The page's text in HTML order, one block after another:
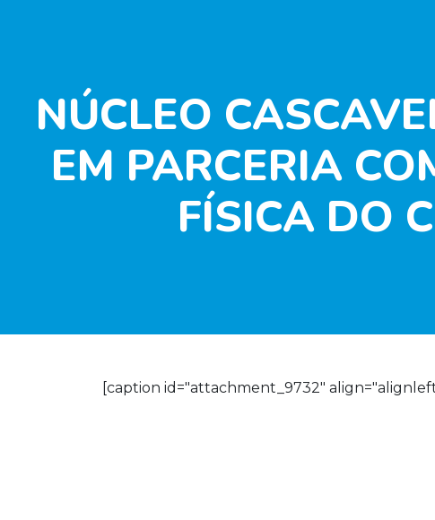
NÚCLEO
EM PARCERIA
FÍSICA DO
[caption id="attachment_9732"